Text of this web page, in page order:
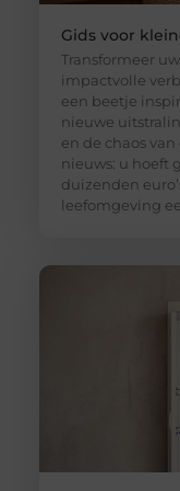
Gids voor
Transformeer
impactvolle
een beetje
nieuwe
en de chaos
nieuws: u hoeft
duizenden
leefomgeving